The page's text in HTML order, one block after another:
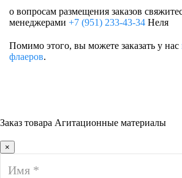
о вопросам размещения заказов
менеджерами +7 (951) 233-43-34 Неля
Помимо этого, вы можете заказать у нас
флаеров.
Заказ товара Агитационные материалы
×